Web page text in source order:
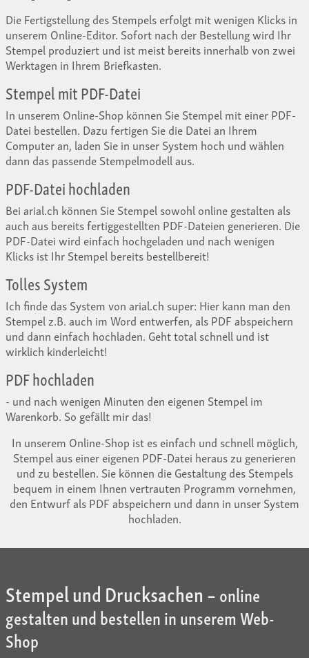
Die Fertigstellung des Stempels erfolgt mit wenigen Klicks in
unserem Online-Editor. Sofort nach der Bestellung wird Ihr
Stempel produziert und ist meist bereits innerhalb von zwei
Werktagen in Ihrem Briefkasten.
Stempel mit PDF-Datei
In unserem Online-Shop können Sie Stempel mit einer PDF-
Datei bestellen. Dazu fertigen Sie die Datei an Ihrem
Computer an, laden Sie in unser System hoch und wählen
dann das passende Stempelmodell aus.
PDF-Datei hochladen
Bei arial.ch können Sie Stempel sowohl online gestalten als
auch aus bereits fertiggestellten PDF-Dateien generieren. Die
PDF-Datei wird einfach hochgeladen und nach wenigen
Klicks ist Ihr Stempel bereits bestellbereit!
Tolles System
Ich finde das System von arial.ch super: Hier kann man den
Stempel z.B. auch im Word entwerfen, als PDF abspeichern
und dann einfach hochladen. Geht total schnell und ist
wirklich kinderleicht!
PDF hochladen
- und nach wenigen Minuten den eigenen Stempel im
Warenkorb. So gefällt mir das!
In unserem Online-Shop ist es einfach und schnell möglich,
Stempel aus einer eigenen PDF-Datei heraus zu generieren
und zu bestellen. Sie können die Gestaltung des Stempels
bequem in einem Ihnen vertrauten Programm vornehmen,
den Entwurf als PDF abspeichern und dann in unser System
hochladen.
Stempel und Drucksachen –online
gestalten und bestellen in unserem Web-
Shop